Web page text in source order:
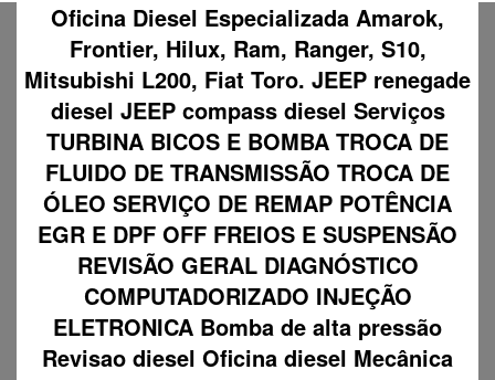
Oficina Diesel Especializada Amarok,
Frontier, Hilux, Ram, Ranger, S10,
Mitsubishi L200, Fiat Toro. JEEP renegade
diesel JEEP compass diesel Serviços
TURBINA BICOS E BOMBA TROCA DE
FLUIDO DE TRANSMISSÃO TROCA DE
ÓLEO SERVIÇO DE REMAP POTÊNCIA
EGR E DPF OFF FREIOS E SUSPENSÃO
REVISÃO GERAL DIAGNÓSTICO
COMPUTADORIZADO INJEÇÃO
ELETRONICA Bomba de alta pressão
Revisao diesel Oficina diesel Mecânica